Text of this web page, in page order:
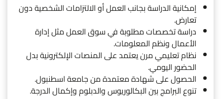
إمكانية الدراسة بجانب العمل أو الالتزامات الشخصية دون
تعارض.
دراسة تخصصات مطلوبة في سوق العمل مثل إدارة
الأعمال ونظم المعلومات.
نظام تعليمي مرن يعتمد على المنصات الإلكترونية بدل
الحضور اليومي.
الحصول على شهادة معتمدة من جامعة اسطنبول.
تنوع البرامج بين البكالوريوس والدبلوم وإكمال الدرجة.